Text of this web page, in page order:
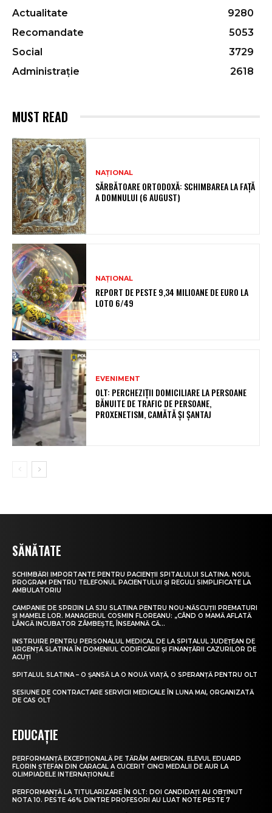
Actualitate
9280
Recomandate
5053
Social
3729
Administrație
2618
MUST READ
NAȚIONAL
SĂRBĂTOARE ORTODOXĂ: SCHIMBAREA LA FAȚĂ
A DOMNULUI (6 AUGUST)
NAȚIONAL
REPORT DE PESTE 9,34 MILIOANE DE EURO LA
LOTO 6/49
EVENIMENT
OLT: PERCHEZIŢII DOMICILIARE LA PERSOANE
BĂNUITE DE TRAFIC DE PERSOANE,
PROXENETISM, CAMĂTĂ ŞI ŞANTAJ
SĂNĂTATE
SCHIMBĂRI IMPORTANTE PENTRU PACIENȚII SPITALULUI SLATINA. NOUL
PROGRAM PENTRU TELEFONUL PACIENTULUI ȘI REGULI SIMPLIFICATE LA
AMBULATORIU
CAMPANIE DE SPRIJIN LA SJU SLATINA PENTRU NOU-NĂSCUȚII PREMATURI
ȘI MAMELE LOR. MANAGERUL COSMIN FLOREANU: „CÂND O MAMĂ AFLATĂ
LÂNGĂ INCUBATOR ZÂMBEȘTE, ÎNSEAMNĂ CĂ...
INSTRUIRE PENTRU PERSONALUL MEDICAL DE LA SPITALUL JUDEȚEAN DE
URGENȚĂ SLATINA ÎN DOMENIUL CODIFICĂRII ȘI FINANȚĂRII CAZURILOR DE
ACUȚI
SPITALUL SLATINA – O ȘANSĂ LA O NOUĂ VIAȚĂ, O SPERANȚĂ PENTRU OLT
SESIUNE DE CONTRACTARE SERVICII MEDICALE ÎN LUNA MAI, ORGANIZATĂ
DE CAS OLT
EDUCAȚIE
PERFORMANȚĂ EXCEPȚIONALĂ PE TĂRÂM AMERICAN. ELEVUL EDUARD
FLORIN ȘTEFAN DIN CARACAL A CUCERIT CINCI MEDALII DE AUR LA
OLIMPIADELE INTERNAȚIONALE
PERFORMANȚĂ LA TITULARIZARE ÎN OLT: DOI CANDIDAȚI AU OBȚINUT
NOTA 10. PESTE 46% DINTRE PROFESORI AU LUAT NOTE PESTE 7